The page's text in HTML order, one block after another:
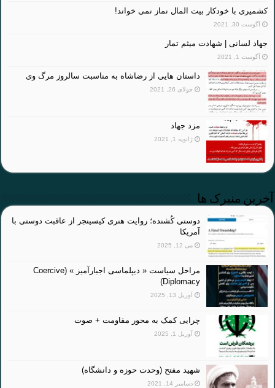
کشمیری با خودکار بیت المال نماز نمی خواند!
آگوست 30, 2021
جهاد لسانی | شهادت میثم تمار
آگوست 1, 2021
داستان هایی از رضاشاه به مناسبت سالروز مرگ وی
جولای 26, 2021
مزد جهاد
ژانویه 1, 2021
آخرین منبرک ها
دوستی کُشنده؛ روایت هنری کیسینجر از عاقبت دوستی با
آمریکا
می 12, 2025
مراحل سیاست « دیپلماسی اجبارآمیز » (Coercive
Diplomacy)
آوریل 13, 2025
چرایی کمک به محور مقاومت + صوت
آوریل 1, 2025
شهید مفتح (وحدت حوزه و دانشگاه)
دسامبر 14, 2021